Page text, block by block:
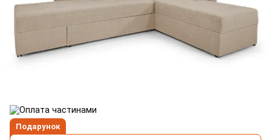
Подарунок